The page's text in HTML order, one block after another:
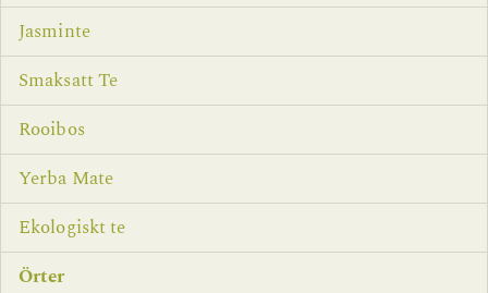
Jasminte
Smaksatt Te
Rooibos
Yerba Mate
Ekologiskt te
Örter